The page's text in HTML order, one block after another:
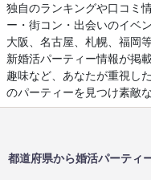
独自のランキングや口コミ
ー・街コン・出会いのイベ
大阪、名古屋、札幌、福岡
新婚活パーティー情報が掲
趣味など、あなたが重視し
のパーティーを見つけ素敵
都道府県から婚活パーティ